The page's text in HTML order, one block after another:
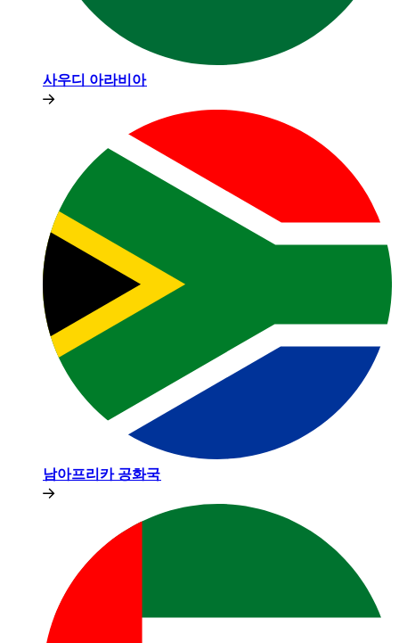
사우디 아라비아​​
남아프리카 공화국​​